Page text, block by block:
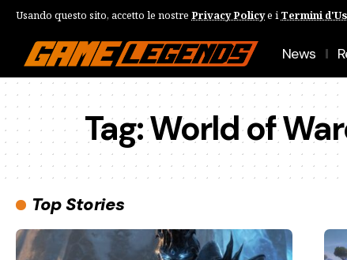
Usando questo sito, accetto le nostre Privacy Policye i Termini
News
Tag:World of
Top Stories